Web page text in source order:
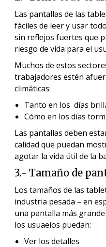
Las pantallas de las
fáciles de leer y usar
sin reflejos fuertes que
riesgo de vida para el
Muchos de estos
trabajadores estén
climáticas:
Tanto en los días
Cómo en los días
Las pantallas deben
calidad que puedan
agotar la vida útil de la
3.- Tamaño de
Los tamaños de las
industria pesada – en
una pantalla más
los usuaeios puedan:
Ver los detalles